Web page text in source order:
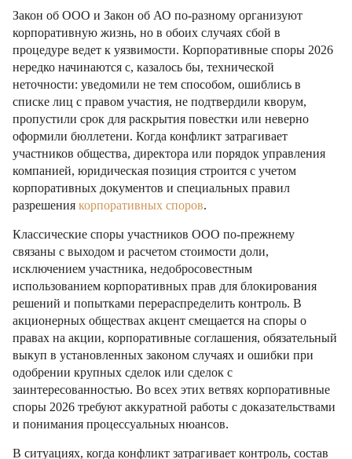
Закон об ООО и Закон об АО по-разному организуют
корпоративную жизнь, но в обоих случаях сбой в
процедуре ведет к уязвимости. Корпоративные споры 2026
нередко начинаются с, казалось бы, технической
неточности: уведомили не тем способом, ошиблись в
списке лиц с правом участия, не подтвердили кворум,
пропустили срок для раскрытия повестки или неверно
оформили бюллетени. Когда конфликт затрагивает
участников общества, директора или порядок управления
компанией, юридическая позиция строится с учетом
корпоративных документов и специальных правил
разрешения корпоративных споров.
Классические споры участников ООО по-прежнему
связаны с выходом и расчетом стоимости доли,
исключением участника, недобросовестным
использованием корпоративных прав для блокирования
решений и попытками перераспределить контроль. В
акционерных обществах акцент смещается на споры о
правах на акции, корпоративные соглашения, обязательный
выкуп в установленных законом случаях и ошибки при
одобрении крупных сделок или сделок с
заинтересованностью. Во всех этих ветвях корпоративные
споры 2026 требуют аккуратной работы с доказательствами
и понимания процессуальных нюансов.
В ситуациях, когда конфликт затрагивает контроль, состав